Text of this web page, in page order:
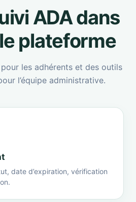
ADA dans
plateforme
les adhérents et des outils
l’équipe administrative.
date d’expiration, vérification